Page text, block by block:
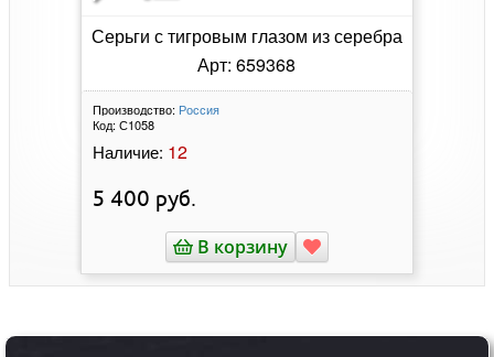
Серьги с тигровым глазом из серебра
Арт: 659368
Производство: Россия
Код: С1058
Наличие: 12
5 400 руб.
В корзину